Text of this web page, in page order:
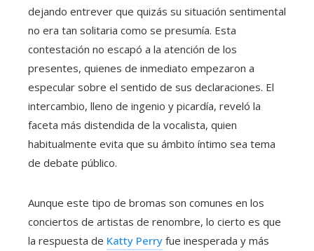
dejando entrever que quizás su situación sentimental
no era tan solitaria como se presumía. Esta
contestación no escapó a la atención de los
presentes, quienes de inmediato empezaron a
especular sobre el sentido de sus declaraciones. El
intercambio, lleno de ingenio y picardía, reveló la
faceta más distendida de la vocalista, quien
habitualmente evita que su ámbito íntimo sea tema
de debate público.
Aunque este tipo de bromas son comunes en los
conciertos de artistas de renombre, lo cierto es que
la respuesta de Katty Perry fue inesperada y más